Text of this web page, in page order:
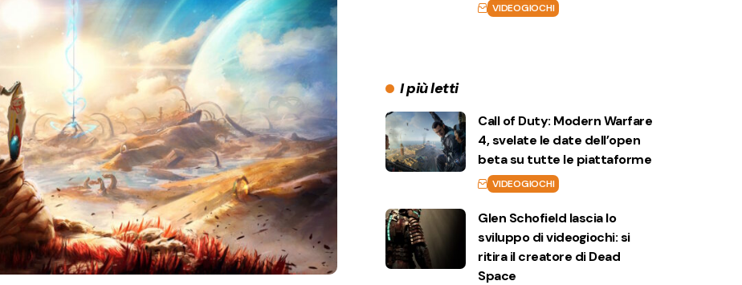
VIDEOGIOCHI
I più letti
Call of Duty: Modern Warfare
4, svelate le date dell’open
beta su tutte le piattaforme
VIDEOGIOCHI
Glen Schofield lascia lo
sviluppo di videogiochi: si
ritira il creatore di Dead
Space